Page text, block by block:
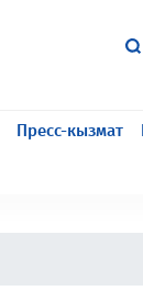
Пресс-кызмат